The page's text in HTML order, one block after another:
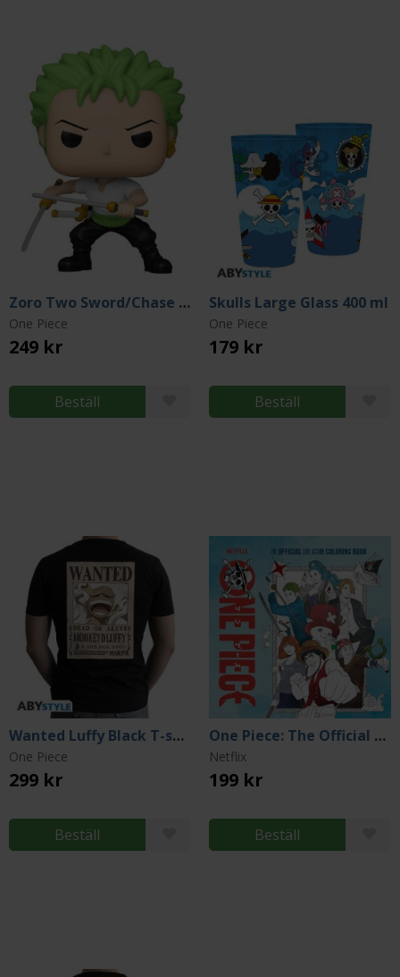
Zoro Two Sword/Chase Vers. Pop! Vinyl Figure (Blind Pack)
One Piece
249 kr
Beställ
Skulls Large Glass 400 ml
One Piece
179 kr
Beställ
Wanted Luffy Black T-shirt (Large)
One Piece
299 kr
Beställ
One Piece: The Official Live Action Coloring Book
Netflix
199 kr
Beställ